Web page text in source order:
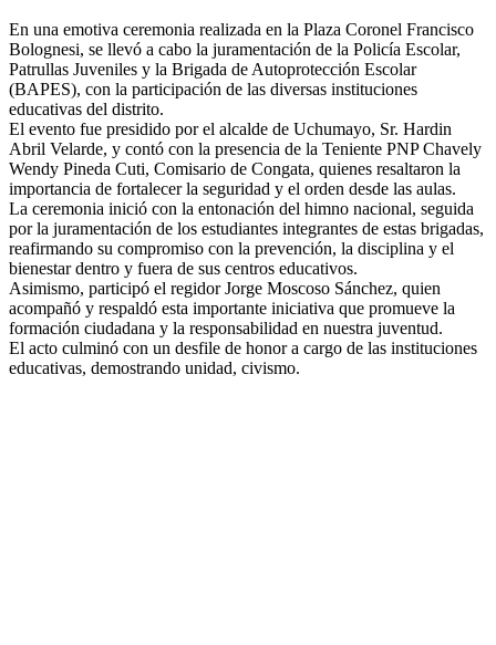
En una emotiva ceremonia realizada en la Plaza Coronel Francisco
Bolognesi, se llevó a cabo la juramentación de la Policía Escolar,
Patrullas Juveniles y la Brigada de Autoprotección Escolar
(BAPES), con la participación de las diversas instituciones
educativas del distrito.
El evento fue presidido por el alcalde de Uchumayo, Sr. Hardin
Abril Velarde, y contó con la presencia de la Teniente PNP Chavely
Wendy Pineda Cuti, Comisario de Congata, quienes resaltaron la
importancia de fortalecer la seguridad y el orden desde las aulas.
La ceremonia inició con la entonación del himno nacional, seguida
por la juramentación de los estudiantes integrantes de estas brigadas,
reafirmando su compromiso con la prevención, la disciplina y el
bienestar dentro y fuera de sus centros educativos.
Asimismo, participó el regidor Jorge Moscoso Sánchez, quien
acompañó y respaldó esta importante iniciativa que promueve la
formación ciudadana y la responsabilidad en nuestra juventud.
El acto culminó con un desfile de honor a cargo de las instituciones
educativas, demostrando unidad, civismo.